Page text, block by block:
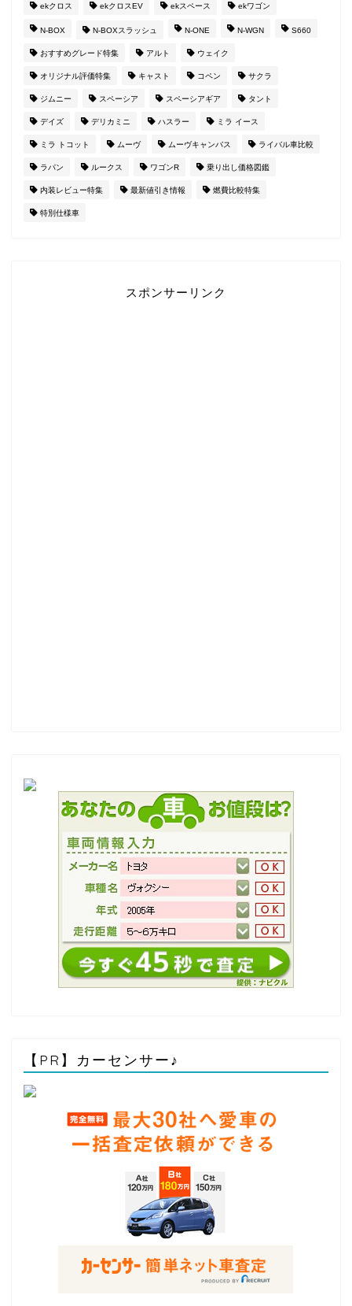
ekクロス ekクロスEV ekスペース ekワゴン
N-BOX N-BOXスラッシュ N-ONE N-WGN S660
おすすめグレード特集 アルト ウェイク
オリジナル評価特集 キャスト コペン サクラ
ジムニー スペーシア スペーシアギア タント
デイズ デリカミニ ハスラー ミラ イース
ミラ トコット ムーヴ ムーヴキャンバス ライバル車比較
ラパン ルークス ワゴンR 乗り出し価格図鑑
内装レビュー特集 最新値引き情報 燃費比較特集
特別仕様車
スポンサーリンク
【PR】カーセンサー♪